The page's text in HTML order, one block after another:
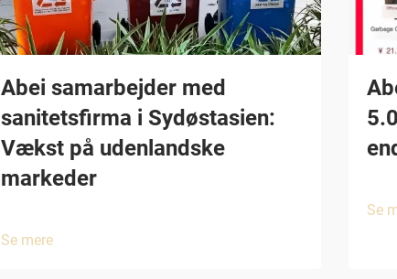
Abei samarbejder med
sanitetsfirma i Sydøstasien:
Vækst på udenlandske
markeder
Se mere
Se